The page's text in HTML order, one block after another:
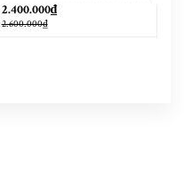
2.400.000₫
2.600.000₫